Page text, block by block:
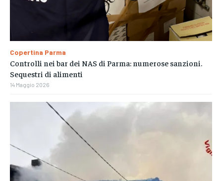
Copertina Parma
Controlli nei bar dei NAS di Parma: numerose sanzioni.
Sequestri di alimenti
14 Maggio 2026